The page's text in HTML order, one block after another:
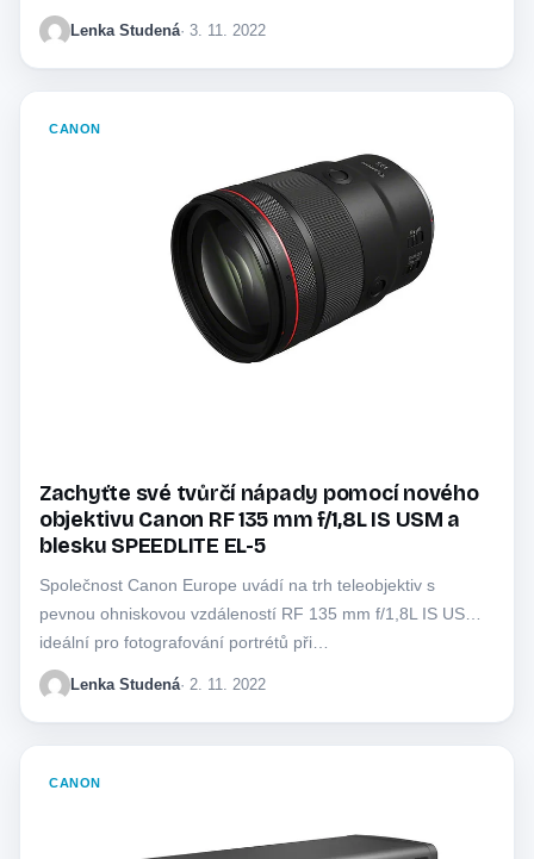
Lenka Studená· 3. 11. 2022
CANON
Zachyťte své tvůrčí nápady pomocí nového
objektivu Canon RF 135 mm f/1,8L IS USM a
blesku SPEEDLITE EL-5
Společnost Canon Europe uvádí na trh teleobjektiv s
pevnou ohniskovou vzdáleností RF 135 mm f/1,8L IS USM,
ideální pro fotografování portrétů při…
Lenka Studená· 2. 11. 2022
CANON